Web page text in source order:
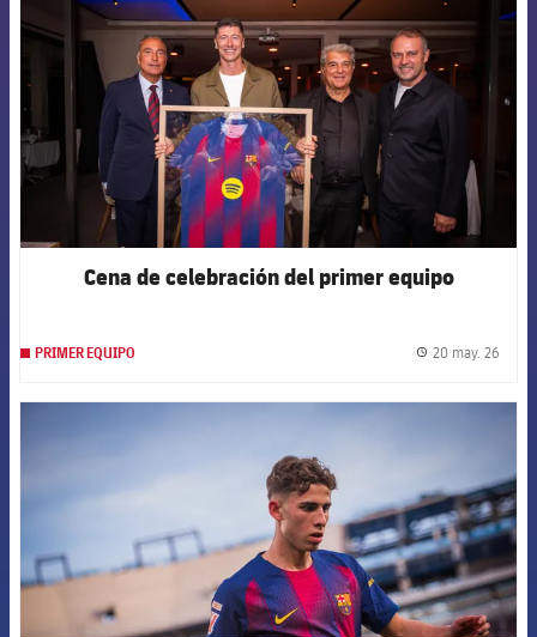
Cena de celebración del primer equipo
PRIMER EQUIPO 20 may. 26